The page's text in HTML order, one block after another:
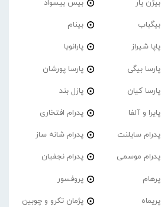
بیژن یار بیس بیسواد
بیگباب بینام
پاپا شیراز پارانویا
پارسا بیگی پارسا پورشان
پارسا کیان پازل بند
پایرا و آلفا پدرام افتخاری
پدرام‌ سایلنت پدرام شانه ساز
پدرام موسمی پدرام نجفیان
پرهام پروفسور
پریماه پژمان تکرو و چوبین